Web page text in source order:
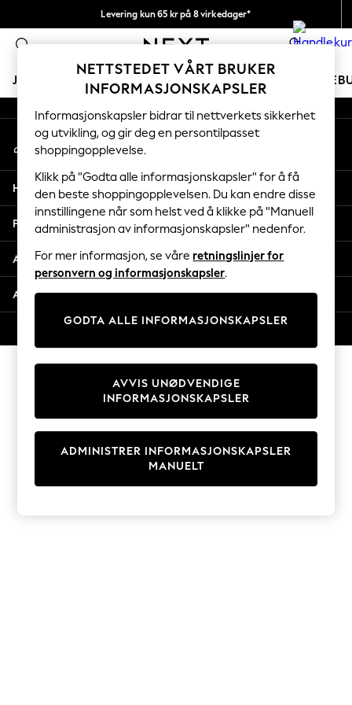
Levering kun 65 kr på 8 virkedager*
Vi betaler alle tollavgifter 0
JENTER GUTTER BABY KVINNER MENN
GIRLS
New In
50 - 92cm
98 - 110cm
116 - 134cm
140 - 174cm
Trending: Top & Short Sets
Trending: Clogs
Toy Story
THE SET
Coats & Jackets
Sweatshirts & Hoodies
Knitwear
Cardigans
Dresses
Sets & Outfits
T-Shirts
An error occurred on client
Våre sosiale nettverk
Min konto
Logg inn på kontoen din
Hjelp
Personvern & Juridisk
Avdelinger
Andre tjenester
NETTSTEDET VÅRT BRUKER
INFORMASJONSKAPSLER
Informasjonskapsler bidrar til nettverkets sikkerhet
og utvikling, og gir deg en persontilpasset
shoppingopplevelse.
Klikk på "Godta alle informasjonskapsler" for å få
den beste shoppingopplevelsen. Du kan endre disse
innstillingene når som helst ved å klikke på "Manuell
administrasjon av informasjonskapsler" nedenfor.
For mer informasjon, se våre retningslinjer for
personvern og informasjonskapsler.
GODTA ALLE INFORMASJONSKAPSLER
ADMINISTRER INFORMASJONSKAPSLER
MANUELT
AVVIS UNØDVENDIGE
INFORMASJONSKAPSLER